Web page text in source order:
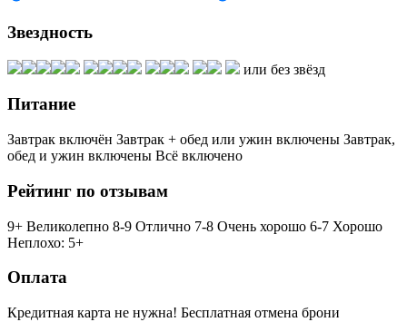
Звездность
или без звёзд
Питание
Завтрак включён Завтрак + обед или ужин включены Завтрак,
обед и ужин включены Всё включено
Рейтинг по отзывам
9+ Великолепно 8-9 Отлично 7-8 Очень хорошо 6-7 Хорошо
Неплохо: 5+
Оплата
Кредитная карта не нужна! Бесплатная отмена брони